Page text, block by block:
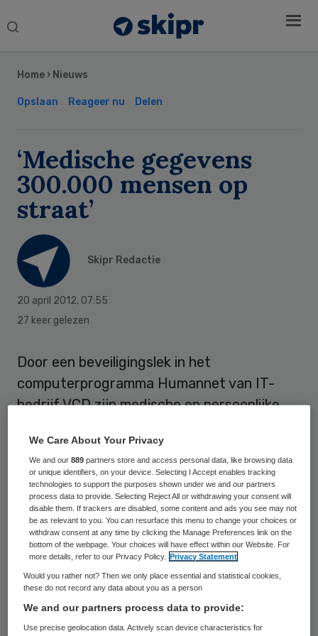
Search
Home › Nieuws
Opslaan Reageer nu Delen
‘Medische gegevens
300.000 mensen op
straat’
Skipr Redactie
20 april 2012, 07:55
27 keer gelezen
Door een beveiligingslek in het
computerprogramma Humannet van IT-
bedrijf VCD zijn medische en persoonlijke
werknemers maandenlang toegankelijk
geweest voor onbevoegden. Daarover
bericht het televisieprogramma Zembla
vrijdagavond.
Het zou gaan om het grootste lek van
Nederlandse geschiedenis. De site van
Humannetis volgens onderzoekers zeer
gevoelig voor zogeheten SQL-aanvallen,
Sidebar
We Care About Your Privacy
We and our889 partners store and access personal data, like browsing data
or unique identifiers, on your device. Selecting I Accept enables tracking
technologies to support the purposes shown under we and our partners
process data to provide. Selecting Reject All or withdrawing your consent will
disable them. If trackers are disabled, some content and ads you see may not
be as relevant to you. You can resurface this menu to change your choices or
withdraw consent at any time by clicking the Manage Preferences link on the
bottom of the webpage. Your choices will have effect within our Website. For
more details, refer to our Privacy Policy.
Privacy Statement
Would you rather not? Then we only place essential and statistical cookies,
these do not record any data about you as a person
We and our partners process data to provide:
Use precise geolocation data. Actively scan device characteristics for